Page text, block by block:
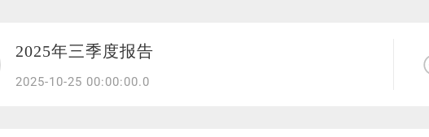
夜光面料
反光晶格
2025年三季度报告
2025-10-25 00:00:00.0